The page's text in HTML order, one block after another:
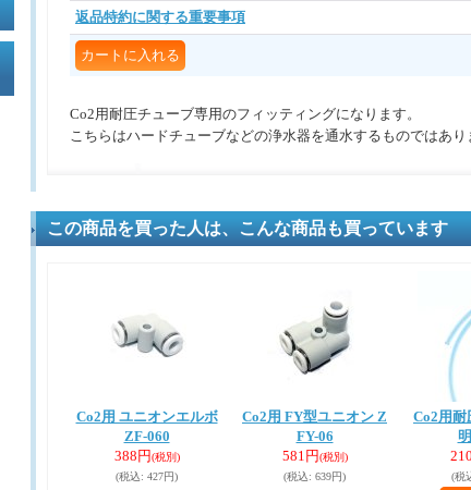
返品特約に関する重要事項
Co2用耐圧チューブ専用のフィッティングになります。
こちらはハードチューブなどの浄水器を通水するものではあり
この商品を買った人は、こんな商品も買っています
Co2用 ユニオンエルボ
ZF-060
388円(税別)
(税込: 427円)
Co2用 FY型ユニオン Z
FY-06
581円(税別)
(税込: 639円)
Co2用耐
(税